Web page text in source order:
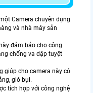
Camera chuyên dụng
và nhà máy sản
đảm bảo cho công
chống va đập tuyệt
giúp cho camera này có
gió bụi.
tích hợp với công nghệ